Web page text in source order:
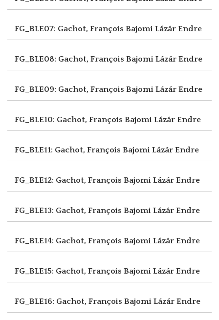
FG_BLE07: Gachot, François Bajomi Lázár Endre
FG_BLE08: Gachot, François Bajomi Lázár Endre
FG_BLE09: Gachot, François Bajomi Lázár Endre
FG_BLE10: Gachot, François Bajomi Lázár Endre
FG_BLE11: Gachot, François Bajomi Lázár Endre
FG_BLE12: Gachot, François Bajomi Lázár Endre
FG_BLE13: Gachot, François Bajomi Lázár Endre
FG_BLE14: Gachot, François Bajomi Lázár Endre
FG_BLE15: Gachot, François Bajomi Lázár Endre
FG_BLE16: Gachot, François Bajomi Lázár Endre